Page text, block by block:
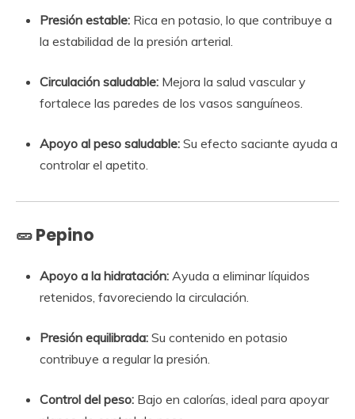
Presión estable: Rica en potasio, lo que contribuye a
la estabilidad de la presión arterial.
Circulación saludable: Mejora la salud vascular y
fortalece las paredes de los vasos sanguíneos.
Apoyo al peso saludable: Su efecto saciante ayuda a
controlar el apetito.
🥒Pepino
Apoyo a la hidratación: Ayuda a eliminar líquidos
retenidos, favoreciendo la circulación.
Presión equilibrada: Su contenido en potasio
contribuye a regular la presión.
Control del peso: Bajo en calorías, ideal para apoyar